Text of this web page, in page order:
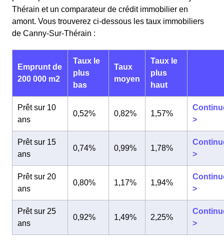
Thérain et un comparateur de crédit immobilier en
amont. Vous trouverez ci-dessous les taux immobiliers
de Canny-Sur-Thérain :
Emprunt de
200 000 m2
Taux le
plus
bas
Taux
moyen
Taux le
plus
haut
Prêt sur 10
ans
0,52% 0,82% 1,57%
>
Prêt sur 15
ans
0,74% 0,99% 1,78%
>
Prêt sur 20
ans
0,80% 1,17% 1,94%
>
Prêt sur 25
ans
0,92% 1,49% 2,25%
>